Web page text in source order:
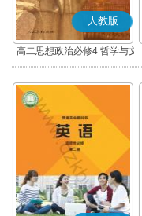
人教版
高二思想政治必修4 哲学与文
化(部编版)